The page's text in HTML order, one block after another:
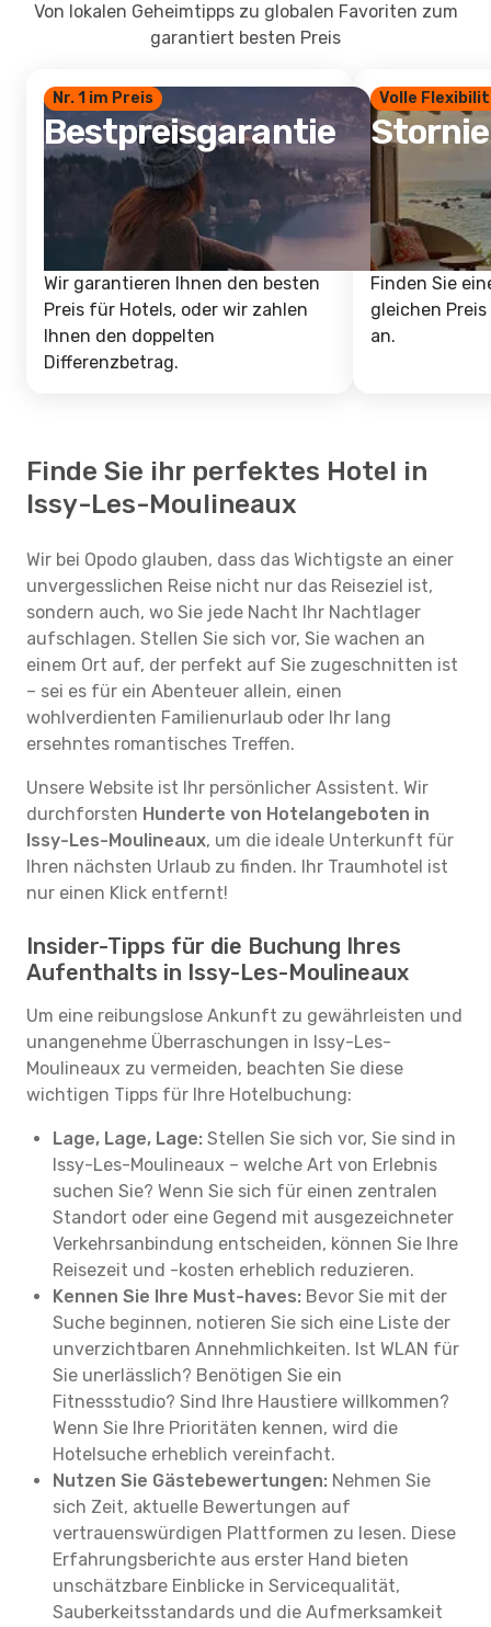
Von lokalen Geheimtipps zu globalen Favoriten zum
garantiert besten Preis
Nr. 1 im Preis
Bestpreisgarantie
Wir garantieren Ihnen den besten
Preis für Hotels, oder wir zahlen
Ihnen den doppelten
Differenzbetrag.
Volle
Finden Sie
gleichen
an.
Finde Sie ihr perfektes Hotel in
Issy-Les-Moulineaux
Wir bei Opodo glauben, dass das Wichtigste an einer
unvergesslichen Reise nicht nur das Reiseziel ist,
sondern auch, wo Sie jede Nacht Ihr Nachtlager
aufschlagen. Stellen Sie sich vor, Sie wachen an
einem Ort auf, der perfekt auf Sie zugeschnitten ist
– sei es für ein Abenteuer allein, einen
wohlverdienten Familienurlaub oder Ihr lang
ersehntes romantisches Treffen.
Unsere Website ist Ihr persönlicher Assistent. Wir
durchforsten Hunderte von Hotelangeboten in
Issy-Les-Moulineaux, um die ideale Unterkunft für
Ihren nächsten Urlaub zu finden. Ihr Traumhotel ist
nur einen Klick entfernt!
Insider-Tipps für die Buchung Ihres
Aufenthalts in Issy-Les-Moulineaux
Um eine reibungslose Ankunft zu gewährleisten und
unangenehme Überraschungen in Issy-Les-
Moulineaux zu vermeiden, beachten Sie diese
wichtigen Tipps für Ihre Hotelbuchung:
Lage, Lage, Lage: Stellen Sie sich vor, Sie sind in
Issy-Les-Moulineaux – welche Art von Erlebnis
suchen Sie? Wenn Sie sich für einen zentralen
Standort oder eine Gegend mit ausgezeichneter
Verkehrsanbindung entscheiden, können Sie Ihre
Reisezeit und -kosten erheblich reduzieren.
Kennen Sie Ihre Must-haves: Bevor Sie mit der
Suche beginnen, notieren Sie sich eine Liste der
unverzichtbaren Annehmlichkeiten. Ist WLAN für
Sie unerlässlich? Benötigen Sie ein
Fitnessstudio? Sind Ihre Haustiere willkommen?
Wenn Sie Ihre Prioritäten kennen, wird die
Hotelsuche erheblich vereinfacht.
Nutzen Sie Gästebewertungen: Nehmen Sie
sich Zeit, aktuelle Bewertungen auf
vertrauenswürdigen Plattformen zu lesen. Diese
Erfahrungsberichte aus erster Hand bieten
unschätzbare Einblicke in Servicequalität,
Sauberkeitsstandards und die Aufmerksamkeit